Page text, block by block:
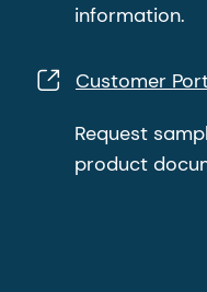
information.
Customer
Request
product